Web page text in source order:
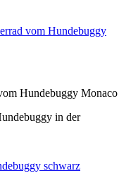
vom Hundebuggy
Hundebuggy Monaco
schwarz